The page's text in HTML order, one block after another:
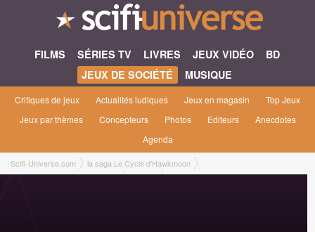
FILMS SÉRIES TV LIVRES JEUX VIDÉO
BD
JEUX DE SOCIÉTÉ
MUSIQUE
Critiques de jeux Actualités ludiques Jeux en magasin
Top Jeux
Jeux par thèmes
Concepteurs Photos Editeurs
Anecdotes
Agenda
Scifi-Universe.com
la saga Le Cycle d'Hawkmoon
Hawkmoon, 2ème édition [1996]
Gamme